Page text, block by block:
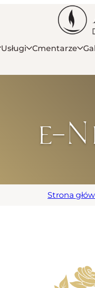
Usługi Cmentarze
e-
Strona